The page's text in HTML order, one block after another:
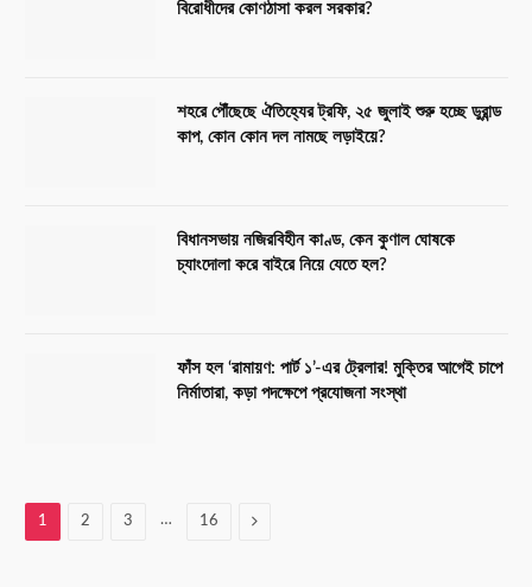
বিরোধীদের কোণঠাসা করল সরকার?
শহরে পৌঁছেছে ঐতিহ্যের ট্রফি, ২৫ জুলাই শুরু হচ্ছে ডুরান্ড
কাপ, কোন কোন দল নামছে লড়াইয়ে?
বিধানসভায় নজিরবিহীন কাণ্ড, কেন কুণাল ঘোষকে
চ্যাংদোলা করে বাইরে নিয়ে যেতে হল?
ফাঁস হল ‘রামায়ণ: পার্ট ১’-এর ট্রেলার! মুক্তির আগেই চাপে
নির্মাতারা, কড়া পদক্ষেপে প্রযোজনা সংস্থা
1 2 3 … 16 Next